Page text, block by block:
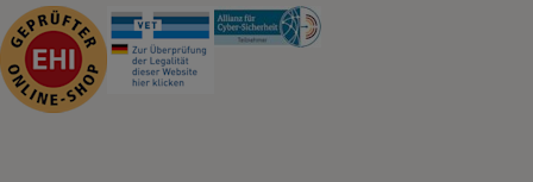
Security Security